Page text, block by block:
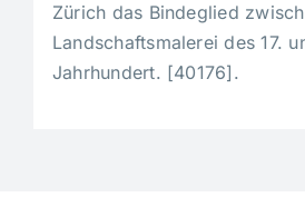
Zürich das Bindeglied
Landschaftsmalerei des 17.
Jahrhundert. [40176].